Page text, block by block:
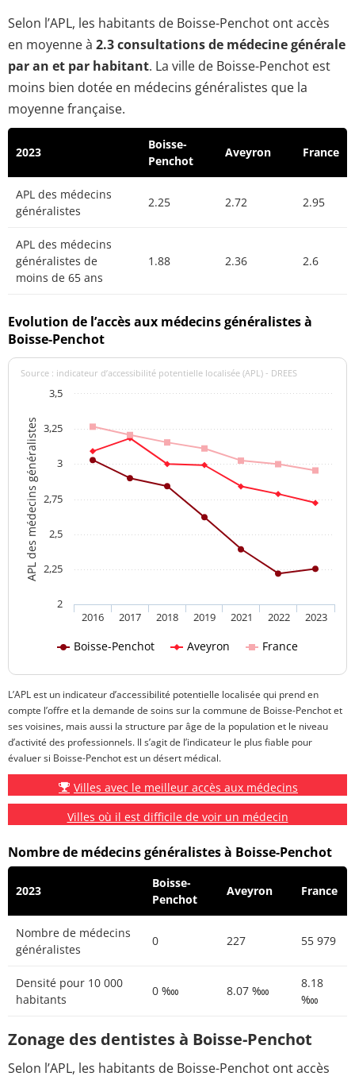
Selon l’APL, les habitants de Boisse-Penchot ont accès
en moyenne à 2.3 consultations de médecine générale
par an et par habitant. La ville de Boisse-Penchot est
moins bien dotée en médecins généralistes que la
moyenne française.
2023
Boisse-
Penchot
Aveyron France
APL des médecins
généralistes
2.25 2.72 2.95
APL des médecins
généralistes de
moins de 65 ans
1.88 2.36 2.6
Evolution de l’accès aux médecins généralistes à
Boisse-Penchot
APL des médecins généralistes
Source : indicateur d’accessibilité potentielle localisée (APL) - DREES
Boisse-Penchot Aveyron France
2016 2017 2018 2019 2021 2022 2023
2
2,25
2,5
2,75
3
3,25
3,5
L’APL est un indicateur d’accessibilité potentielle localisée qui prend en
compte l’offre et la demande de soins sur la commune de Boisse-Penchot et
ses voisines, mais aussi la structure par âge de la population et le niveau
d’activité des professionnels. Il s’agit de l’indicateur le plus fiable pour
évaluer si Boisse-Penchot est un désert médical.
Villes avec le meilleur accès aux médecins
Villes où il est difficile de voir un médecin
Nombre de médecins généralistes à Boisse-Penchot
2023
Boisse-
Penchot
Aveyron France
Nombre de médecins
généralistes
0 227 55 979
Densité pour 10 000
habitants
0 ‱ 8.07 ‱
8.18
‱
Zonage des dentistes à Boisse-Penchot
Selon l’APL, les habitants de Boisse-Penchot ont accès